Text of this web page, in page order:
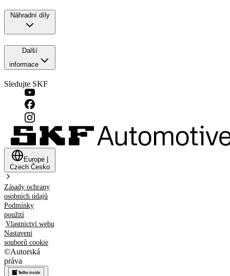
Náhradní díly
Další
informace
Sledujte SKF
Europe
Czech Česko
Zásady ochrany
osobních údajů
Podmínky
použití
Vlastnictví webu
Nastavení
souborů cookie
©Autorská
práva